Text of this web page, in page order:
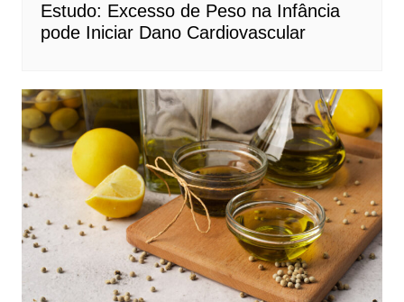
Estudo: Excesso de Peso na Infância
pode Iniciar Dano Cardiovascular